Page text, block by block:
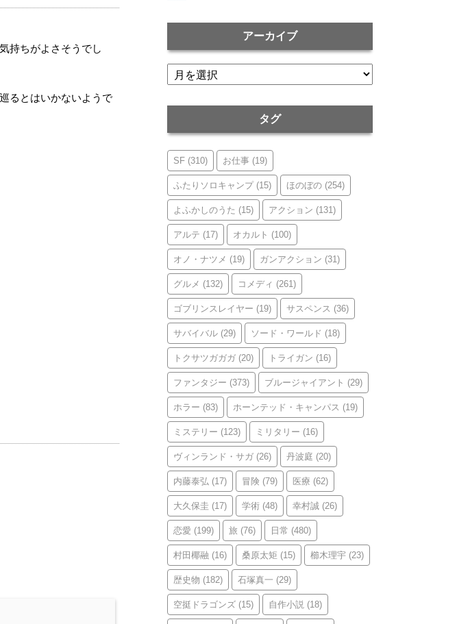
持ちがよさそうでし
るとはいかないようで
アーカイブ
ア
ー
タグ
SF (310) お仕事 (19)
ふたりソロキャンプ(15) ほのぼの (254)
よふかしのうた (15) アクション (131)
アルテ (17) オカルト (100)
オノ・ナツメ (19) ガンアクション (31)
グルメ (132) コメディ (261)
ゴブリンスレイヤー (19) サスペンス (36)
サバイバル (29) ソード・ワールド (18)
トクサツガガガ (20) トライガン (16)
ファンタジー (373) ブルージャイアント (29)
ホラー (83) ホーンテッド・キャンパス (19)
ミステリー (123) ミリタリー (16)
ヴィンランド・サガ (26) 丹波庭 (20)
内藤泰弘 (17) 冒険 (79) 医療 (62)
大久保圭 (17) 学術 (48) 幸村誠 (26)
恋愛 (199) 旅 (76) 日常 (480)
村田椰融 (16) 桑原太矩 (15) 櫛木理宇 (23)
歴史物 (182) 石塚真一 (29)
空挺ドラゴンズ (15) 自作小説 (18)